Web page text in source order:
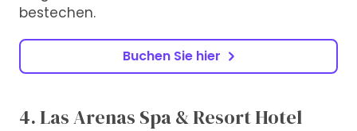
bestechen.
Buchen Sie hier
4. Las Arenas Spa & Resort Hotel